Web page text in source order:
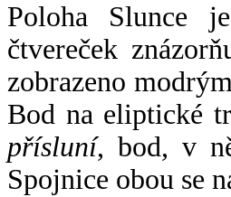
Poloha Slunce
čtvereček
zobrazeno
Bod na eliptické
přísluní, bod, v
Spojnice obou se